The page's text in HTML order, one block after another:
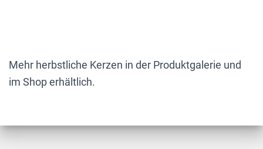
Mehr herbstliche Kerzen in der Produktgalerie und
im Shop erhältlich.